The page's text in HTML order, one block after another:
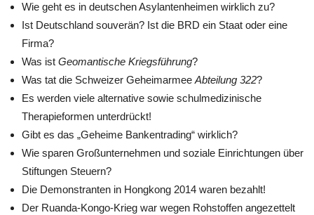
Wie geht es in deutschen Asylantenheimen wirklich zu?
Ist Deutschland souverän? Ist die BRD ein Staat oder eine
Firma?
Was ist Geomantische Kriegsführung?
Was tat die Schweizer Geheimarmee Abteilung 322?
Es werden viele alternative sowie schulmedizinische
Therapieformen unterdrückt!
Gibt es das „Geheime Bankentrading“ wirklich?
Wie sparen Großunternehmen und soziale Einrichtungen über
Stiftungen Steuern?
Die Demonstranten in Hongkong 2014 waren bezahlt!
Der Ruanda-Kongo-Krieg war wegen Rohstoffen angezettelt